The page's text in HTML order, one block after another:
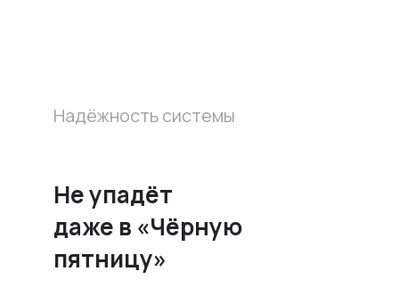
Надёжность системы
Не упадёт
даже в «Чёрную
пятницу»